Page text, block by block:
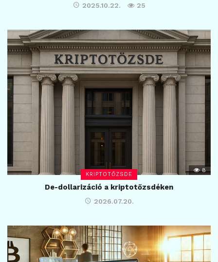
2025.10.22. 25
KRIPTOTŐZSDE
8
De-dollarizáció a kriptotőzsdéken
2026.07.20.